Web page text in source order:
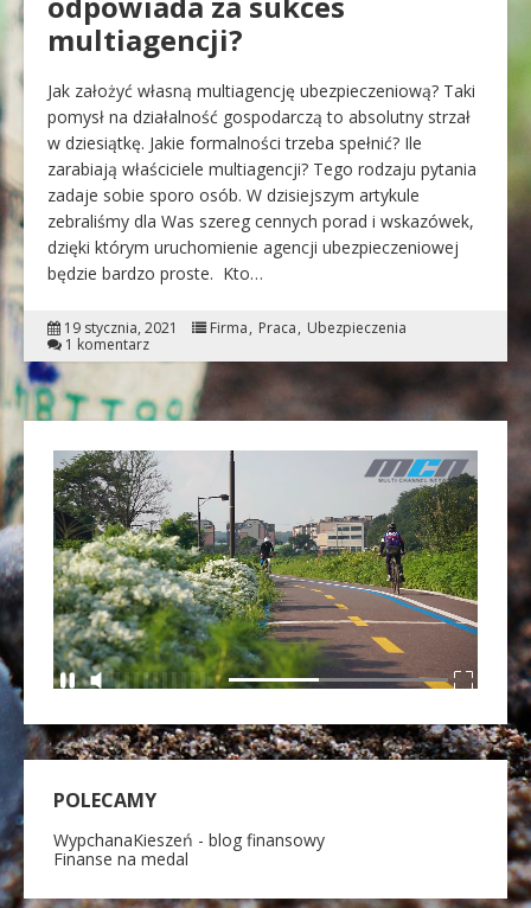
multiagencji?
Jak założyć własną multiagencję ubezpieczeniową? Taki
pomysł na działalność gospodarczą to absolutny strzał
w dziesiątkę. Jakie formalności trzeba spełnić? Ile
zarabiają właściciele multiagencji? Tego rodzaju pytania
zadaje sobie sporo osób. W dzisiejszym artykule
zebraliśmy dla Was szereg cennych porad i wskazówek,
dzięki którym uruchomienie agencji ubezpieczeniowej
będzie bardzo proste. Kto…
19 stycznia, 2021 Firma Praca
Ubezpieczenia
1 komentarz
POLECAMY
WypchanaKieszeń - blog finansowy
Finanse na medal